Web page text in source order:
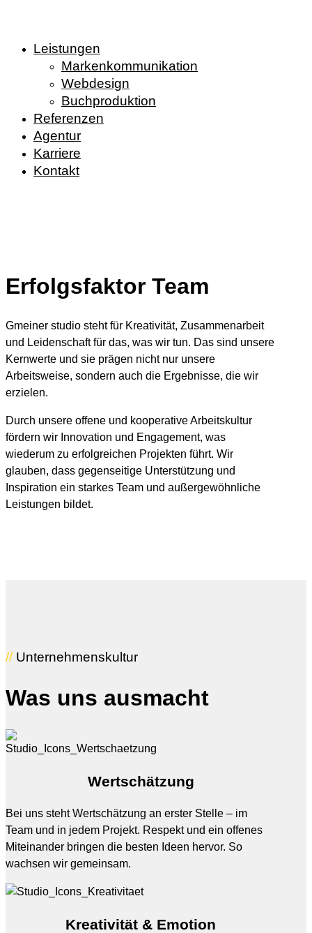
Leistungen
Markenkommunikation
Webdesign
Buchproduktion
Referenzen
Agentur
Karriere
Kontakt
Erfolgsfaktor Team
Gmeiner studio steht für Kreativität, Zusammenarbeit
und Leidenschaft für das, was wir tun. Das sind unsere
Kernwerte und sie prägen nicht nur unsere
Arbeitsweise, sondern auch die Ergebnisse, die wir
erzielen.
Durch unsere offene und kooperative Arbeitskultur
fördern wir Innovation und Engagement, was
wiederum zu erfolgreichen Projekten führt. Wir
glauben, dass gegenseitige Unterstützung und
Inspiration ein starkes Team und außergewöhnliche
Leistungen bildet.
//Unternehmenskultur
Was uns ausmacht
Wertschätzung
Bei uns steht Wertschätzung an erster Stelle – im
Team und in jedem Projekt. Respekt und ein offenes
Miteinander bringen die besten Ideen hervor. So
wachsen wir gemeinsam.
Kreativität & Emotion